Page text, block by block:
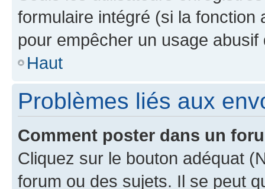
formulaire intégré (si la fonction
pour empêcher un usage
Haut
Problèmes liés aux
Comment poster dans un
Cliquez sur le bouton adéquat
forum ou des sujets. Il se peut